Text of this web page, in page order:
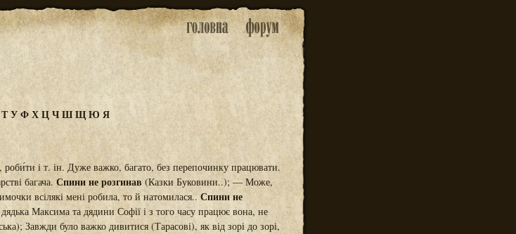
ТУФХЦЧШЩЮ Я
роби́ти і т. ін. Дуже важко, багато, без перепочинку працювати.
багача.Спини не розгинав (Казки Буковини..); — Може,
всілякі мені робила, то й натомилася.. Спини не
Максима та дядини Софії і з того часу працює вона, не
Завжди було важко дивитися (Тарасові), як від зорі до зорі,